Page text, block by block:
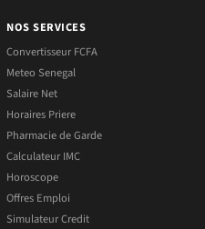
NOS SERVICES
Convertisseur FCFA
Meteo Senegal
Salaire Net
Horaires Priere
Pharmacie de Garde
Calculateur IMC
Horoscope
Offres Emploi
Simulateur Credit